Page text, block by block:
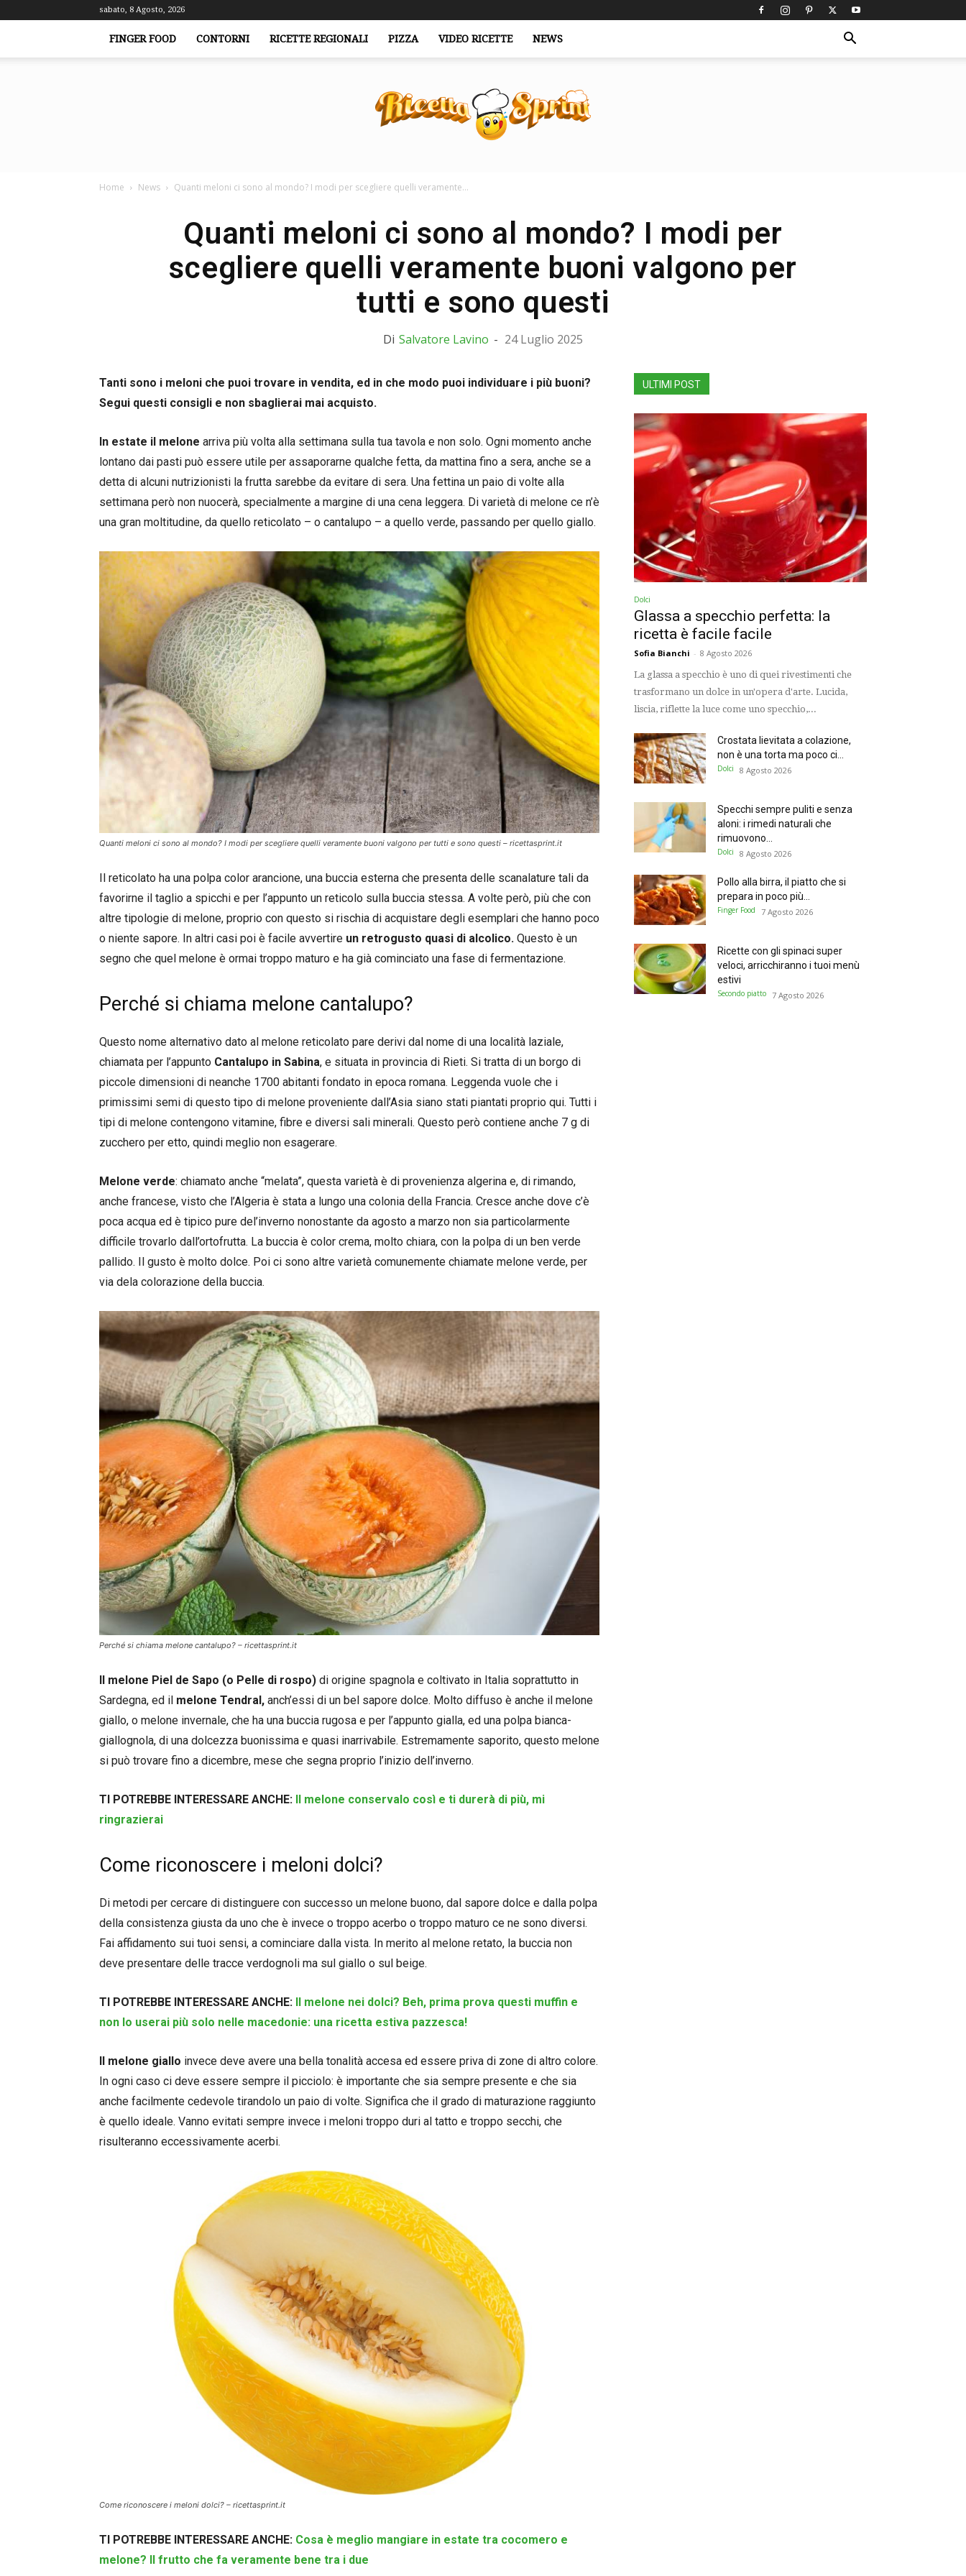
sabato, 8 Agosto, 2026
FINGER FOOD CONTORNI RICETTE REGIONALI PIZZA VIDEO RICETTE NEWS
Home News Quanti meloni ci sono al mondo? I modi per scegliere quelli veramente...
Quanti meloni ci sono al mondo? I modi per
scegliere quelli veramente buoni valgono per
tutti e sono questi
Di Salvatore Lavino - 24 Luglio 2025
Tanti sono i meloni che puoi trovare in vendita, ed in che modo puoi individuare i più buoni?
Segui questi consigli e non sbaglierai mai acquisto.
In estate il melone arriva più volta alla settimana sulla tua tavola e non solo. Ogni momento anche
lontano dai pasti può essere utile per assaporarne qualche fetta, da mattina fino a sera, anche se a
detta di alcuni nutrizionisti la frutta sarebbe da evitare di sera. Una fettina un paio di volte alla
settimana però non nuocerà, specialmente a margine di una cena leggera. Di varietà di melone ce n’è
una gran moltitudine, da quello reticolato – o cantalupo – a quello verde, passando per quello giallo.
Quanti meloni ci sono al mondo? I modi per scegliere quelli veramente buoni valgono per tutti e sono questi – ricettasprint.it
Il reticolato ha una polpa color arancione, una buccia esterna che presenta delle scanalature tali da
favorirne il taglio a spicchi e per l’appunto un reticolo sulla buccia stessa. A volte però, più che con
altre tipologie di melone, proprio con questo si rischia di acquistare degli esemplari che hanno poco
o niente sapore. In altri casi poi è facile avvertire un retrogusto quasi di alcolico. Questo è un
segno che quel melone è ormai troppo maturo e ha già cominciato una fase di fermentazione.
Perché si chiama melone cantalupo?
Questo nome alternativo dato al melone reticolato pare derivi dal nome di una località laziale,
chiamata per l’appunto Cantalupo in Sabina, e situata in provincia di Rieti. Si tratta di un borgo di
piccole dimensioni di neanche 1700 abitanti fondato in epoca romana. Leggenda vuole che i
primissimi semi di questo tipo di melone proveniente dall’Asia siano stati piantati proprio qui. Tutti i
tipi di melone contengono vitamine, fibre e diversi sali minerali. Questo però contiene anche 7 g di
zucchero per etto, quindi meglio non esagerare.
Melone verde: chiamato anche “melata”, questa varietà è di provenienza algerina e, di rimando,
anche francese, visto che l’Algeria è stata a lungo una colonia della Francia. Cresce anche dove c’è
poca acqua ed è tipico pure del’inverno nonostante da agosto a marzo non sia particolarmente
difficile trovarlo dall’ortofrutta. La buccia è color crema, molto chiara, con la polpa di un ben verde
pallido. Il gusto è molto dolce. Poi ci sono altre varietà comunemente chiamate melone verde, per
via dela colorazione della buccia.
Perché si chiama melone cantalupo? – ricettasprint.it
Il melone Piel de Sapo (o Pelle di rospo) di origine spagnola e coltivato in Italia soprattutto in
Sardegna, ed il melone Tendral, anch’essi di un bel sapore dolce. Molto diffuso è anche il melone
giallo, o melone invernale, che ha una buccia rugosa e per l’appunto gialla, ed una polpa bianca-
giallognola, di una dolcezza buonissima e quasi inarrivabile. Estremamente saporito, questo melone
si può trovare fino a dicembre, mese che segna proprio l’inizio dell’inverno.
TI POTREBBE INTERESSARE ANCHE: Il melone conservalo così e ti durerà di più, mi
ringrazierai
Come riconoscere i meloni dolci?
Di metodi per cercare di distinguere con successo un melone buono, dal sapore dolce e dalla polpa
della consistenza giusta da uno che è invece o troppo acerbo o troppo maturo ce ne sono diversi.
Fai affidamento sui tuoi sensi, a cominciare dalla vista. In merito al melone retato, la buccia non
deve presentare delle tracce verdognoli ma sul giallo o sul beige.
TI POTREBBE INTERESSARE ANCHE: Il melone nei dolci? Beh, prima prova questi muffin e
non lo userai più solo nelle macedonie: una ricetta estiva pazzesca!
Il melone giallo invece deve avere una bella tonalità accesa ed essere priva di zone di altro colore.
In ogni caso ci deve essere sempre il picciolo: è importante che sia sempre presente e che sia
anche facilmente cedevole tirandolo un paio di volte. Significa che il grado di maturazione raggiunto
è quello ideale. Vanno evitati sempre invece i meloni troppo duri al tatto e troppo secchi, che
risulteranno eccessivamente acerbi.
Come riconoscere i meloni dolci? – ricettasprint.it
TI POTREBBE INTERESSARE ANCHE: Cosa è meglio mangiare in estate tra cocomero e
melone? Il frutto che fa veramente bene tra i due
ULTIMI POST
Dolci
Glassa a specchio perfetta: la
ricetta è facile facile
Sofia Bianchi - 8 Agosto 2026
La glassa a specchio è uno di quei rivestimenti che
trasformano un dolce in un'opera d'arte. Lucida,
liscia, riflette la luce come uno specchio,...
Crostata lievitata a colazione,
non è una torta ma poco ci...
Dolci 8 Agosto 2026
Specchi sempre puliti e senza
aloni: i rimedi naturali che
rimuovono...
Dolci 8 Agosto 2026
Pollo alla birra, il piatto che si
prepara in poco più...
Finger Food 7 Agosto 2026
Ricette con gli spinaci super
veloci, arricchiranno i tuoi menù
estivi
Secondo piatto 7 Agosto 2026